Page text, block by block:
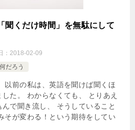
聞くだけ時間」を無駄にして
： 2018-02-09
だろう
以前の私は、英語を聞けば聞くほ
た。 わからなくても、 とりあえ
で聞き流し、 そうしていること
そが変わる！という期待をしてい